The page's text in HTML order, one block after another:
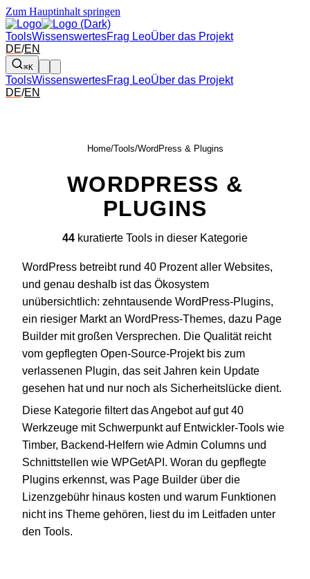
Zum Hauptinhalt springen
ToolsWissenswertesFrag LeoÜber das Projekt
DE/EN
⌘K
ToolsWissenswertesFrag LeoÜber das Projekt
DE/EN
Home/Tools/WordPress & Plugins
WORDPRESS &
PLUGINS
44 kuratierte Tools in dieser Kategorie
WordPress betreibt rund 40 Prozent aller Websites,
und genau deshalb ist das Ökosystem
unübersichtlich: zehntausende WordPress-Plugins,
ein riesiger Markt an WordPress-Themes, dazu Page
Builder mit großen Versprechen. Die Qualität reicht
vom gepflegten Open-Source-Projekt bis zum
verlassenen Plugin, das seit Jahren kein Update
gesehen hat und nur noch als Sicherheitslücke dient.
Diese Kategorie filtert das Angebot auf gut 40
Werkzeuge mit Schwerpunkt auf Entwickler-Tools wie
Timber, Backend-Helfern wie Admin Columns und
Schnittstellen wie WPGetAPI. Woran du gepflegte
Plugins erkennst, was Page Builder über die
Lizenzgebühr hinaus kosten und warum Funktionen
nicht ins Theme gehören, liest du im Leitfaden unter
den Tools.